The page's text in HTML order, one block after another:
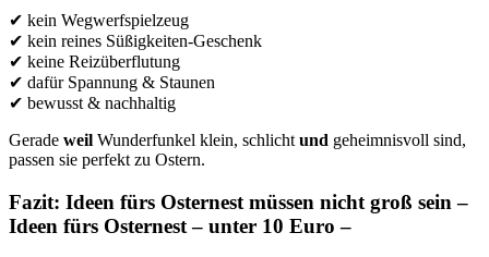
✔ kein Wegwerfspielzeug
✔ kein reines Süßigkeiten-Geschenk
✔ keine Reizüberflutung
✔ dafür Spannung & Staunen
✔ bewusst & nachhaltig
Gerade weil Wunderfunkel klein, schlicht und geheimnisvoll sind,
passen sie perfekt zu Ostern.
Fazit: Ideen fürs Osternest müssen nicht groß sein –
Ideen fürs Osternest – unter 10 Euro –